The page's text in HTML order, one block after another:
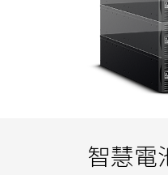
智慧電